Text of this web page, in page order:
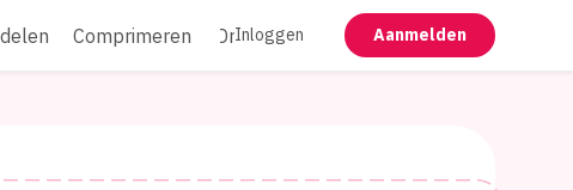
Comprimeren Draaien Redigeren Vlak maken
Inloggen Aanmelden